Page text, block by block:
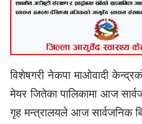
विशेषगरी नेकपा माओवादी
मेयर जितेका पालिकामा आज
गृह मन्त्रालयले आज सार्वजनिक